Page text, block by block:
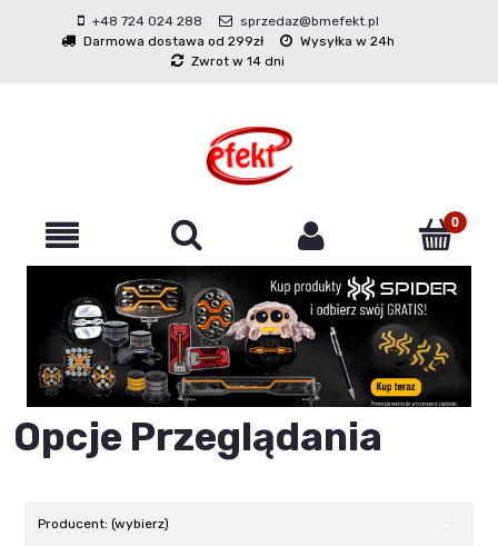
+48 724 024 288
sprzedaz@bmefekt.pl
Darmowa dostawa od 299zł
Wysyłka w 24h
Zwrot w 14 dni
Opcje Przeglądania
Producent: (wybierz)